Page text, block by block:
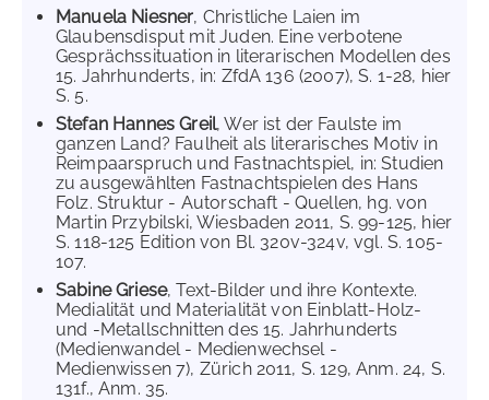
Manuela Niesner, Christliche Laien im
Glaubensdisput mit Juden. Eine verbotene
Gesprächssituation in literarischen Modellen des
15. Jahrhunderts, in: ZfdA 136 (2007), S. 1-28, hier
S. 5.
Stefan Hannes Greil, Wer ist der Faulste im
ganzen Land? Faulheit als literarisches Motiv in
Reimpaarspruch und Fastnachtspiel, in: Studien
zu ausgewählten Fastnachtspielen des Hans
Folz. Struktur - Autorschaft - Quellen, hg. von
Martin Przybilski, Wiesbaden 2011, S. 99-125, hier
S. 118-125 Edition von Bl. 320v-324v, vgl. S. 105-
107.
Sabine Griese, Text-Bilder und ihre Kontexte.
Medialität und Materialität von Einblatt-Holz-
und -Metallschnitten des 15. Jahrhunderts
(Medienwandel - Medienwechsel -
Medienwissen 7), Zürich 2011, S. 129, Anm. 24, S.
131f., Anm. 35.